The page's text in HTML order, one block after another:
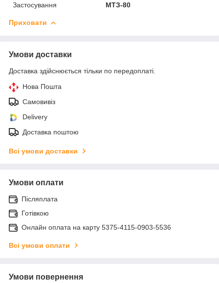
Застосування
МТЗ-80
Приховати
Умови доставки
Доставка здійснюється тільки по передоплаті.
Нова Пошта
Самовивіз
Delivery
Доставка поштою
Всі умови доставки
Умови оплати
Післяплата
Готівкою
Онлайн оплата на карту 5375-4115-0903-5536
Всі умови оплати
Умови повернення